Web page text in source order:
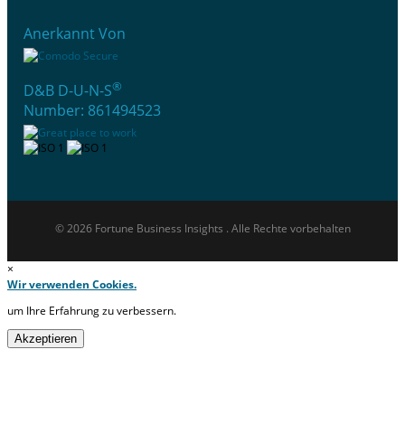
Anerkannt Von
D&B D-U-N-S®
Number: 861494523
© 2026 Fortune Business Insights . Alle Rechte vorbehalten
×
Wir verwenden Cookies.
um Ihre Erfahrung zu verbessern.
Akzeptieren